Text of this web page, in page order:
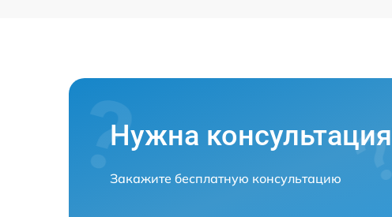
Нужна
Закажите бесплатную консультацию